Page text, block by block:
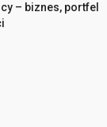
– biznes, portfel